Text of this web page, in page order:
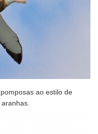
ao estilo de